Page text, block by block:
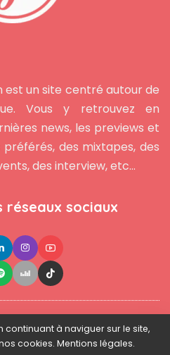
est un site centré autour de
Vous y retrouvez en
news, les previews et
des mixtapes, des
des interview, etc...
réseaux sociaux
L'équipe ● Mentions légales
continuant à naviguer sur le site,
cookies. Mentions légales.